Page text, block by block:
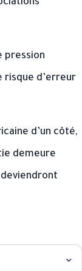
pression
risque d’erreur
d’un côté,
demeure